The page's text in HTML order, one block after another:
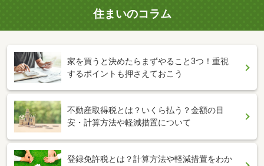
住まいのコラム
家を買うと決めたらまずやること3つ！重視
するポイントも押さえておこう
不動産取得税とは？いくら払う？金額の目
安・計算方法や軽減措置について
登録免許税とは？計算方法や軽減措置をわか